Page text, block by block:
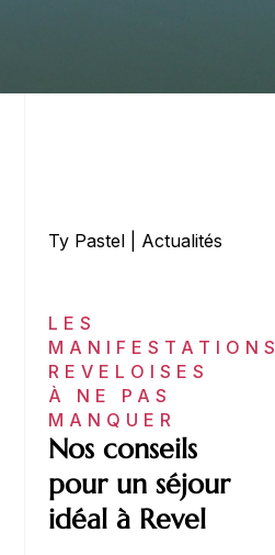
Ty Pastel| Actualités
LES
MANIFESTATIONS
REVELOISES
À NE PAS
MANQUER
Nos conseils
pour un séjour
idéal à Revel